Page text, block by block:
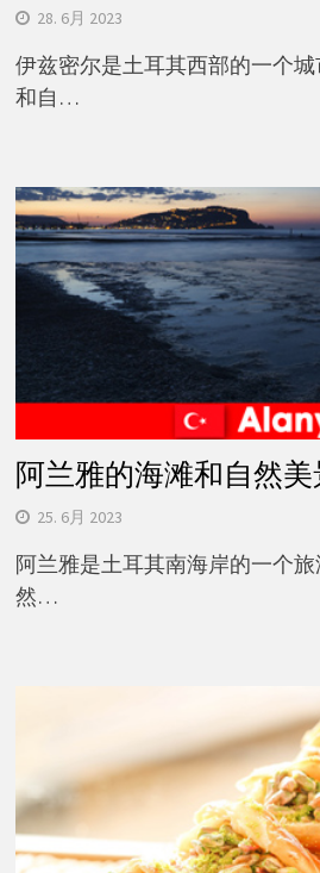
28. 6月 2023
伊兹密尔是土耳其西部的一个
和自…
阿兰雅的海滩和自然美
25. 6月 2023
阿兰雅是土耳其南海岸的一个
然…